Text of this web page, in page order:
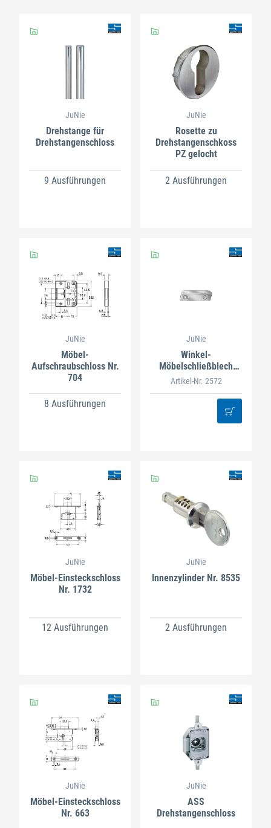
JuNie
Drehstange für
Drehstangenschloss
9 Ausführungen
JuNie
Rosette zu
Drehstangenschkoss
PZ gelocht
2 Ausführungen
JuNie
Möbel-
Aufschraubschloss Nr.
704
8 Ausführungen
JuNie
Winkel-
Möbelschließblech
vernickelt
Artikel-Nr. 2572
JuNie
Möbel-Einsteckschloss
Nr. 1732
12 Ausführungen
JuNie
Innenzylinder Nr. 8535
2 Ausführungen
JuNie
Möbel-Einsteckschloss
Nr. 663
JuNie
ASS
Drehstangenschloss